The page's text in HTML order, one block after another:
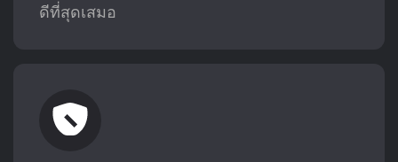
ดีที่สุดเสมอ